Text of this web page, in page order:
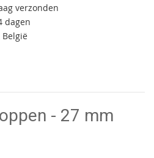
verzonden
dagen
- 27 mm